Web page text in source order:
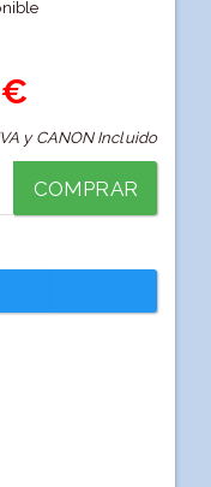
y CANON Incluido
COMPRAR